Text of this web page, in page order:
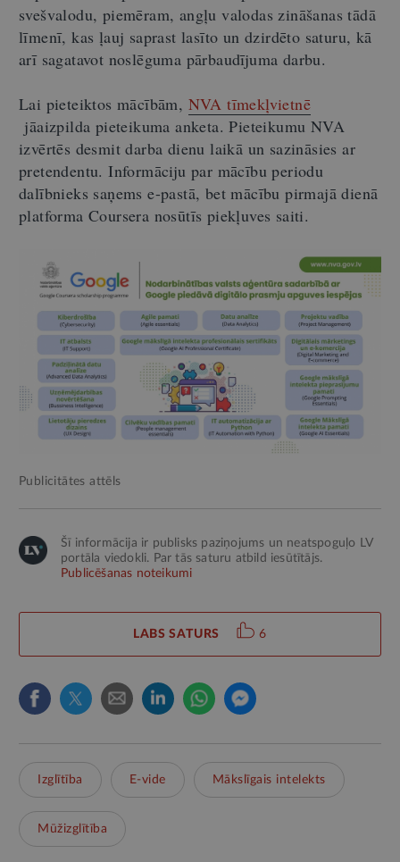
svešvalodu, piemēram, angļu valodas zināšanas tādā
līmenī, kas ļauj saprast lasīto un dzirdēto saturu, kā
arī sagatavot noslēguma pārbaudījuma darbu.
Lai pieteiktos mācībām, NVA tīmekļvietnē
jāaizpilda pieteikuma anketa. Pieteikumu NVA
izvērtēs desmit darba dienu laikā un sazināsies ar
pretendentu. Informāciju par mācību periodu
dalībnieks saņems e-pastā, bet mācību pirmajā dienā
platforma Coursera nosūtīs piekļuves saiti.
Publicitātes attēls
Šī informācija ir publisks paziņojums un neatspoguļo LV
portāla viedokli. Par tās saturu atbild iesūtītājs.
Publicēšanas noteikumi
LABS SATURS 6
Izglītība E-vide Mākslīgais intelekts
Mūžizglītība